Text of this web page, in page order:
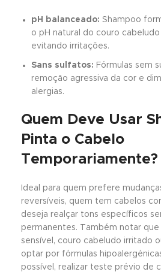
pH balanceado: Shampoo
o pH natural do couro
evitando irritações.
Sans sulfatos: Fórmulas sem
remoção agressiva da cor e
alergias.
Quem Deve Usar
Pinta o Cabelo
Temporariamente?
Ideal para quem prefere
reversíveis, quem tem cabelos
deseja realçar tons específicos
permanentes. Também notar
sensível, couro cabeludo irritado
optar por fórmulas
possível, realizar teste prévio de